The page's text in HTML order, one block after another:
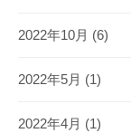
2022年10月 (6)
2022年5月 (1)
2022年4月 (1)